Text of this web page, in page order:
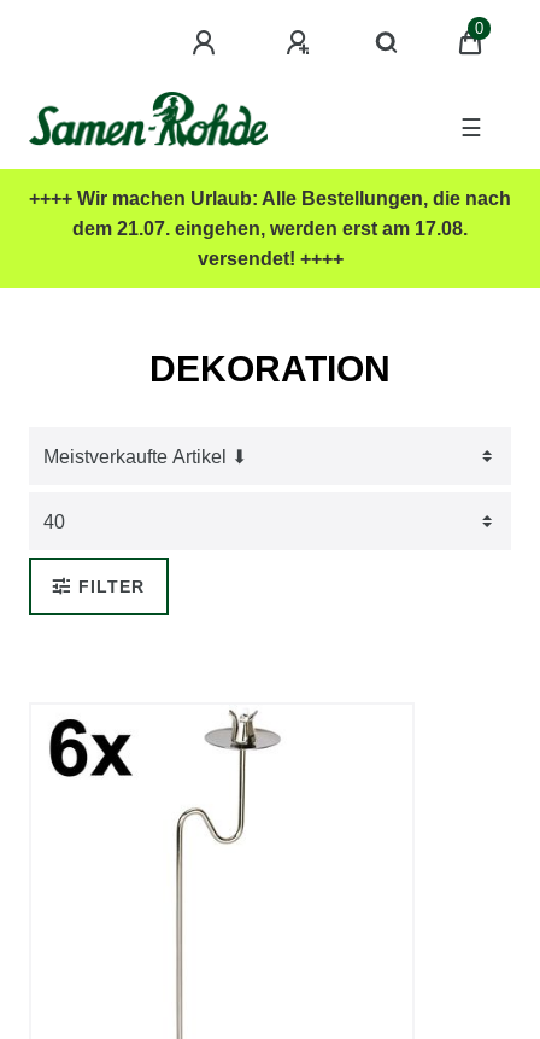
0
☰
++++ Wir machen Urlaub: Alle Bestellungen, die nach
dem 21.07. eingehen, werden erst am 17.08.
versendet! ++++
DEKORATION
FILTER